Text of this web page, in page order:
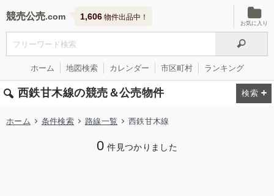
競売公売 1,606 物件出品中！
お気に入り
ホーム 地図検索 カレンダー 市区町村 ランキング
西鉄甘木線の競売＆公売物件
ホーム 条件検索 路線一覧 西鉄甘木線
0 件見つかりました